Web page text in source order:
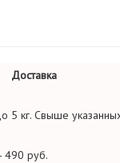
Доставка
5 кг. Свыше
490 руб.